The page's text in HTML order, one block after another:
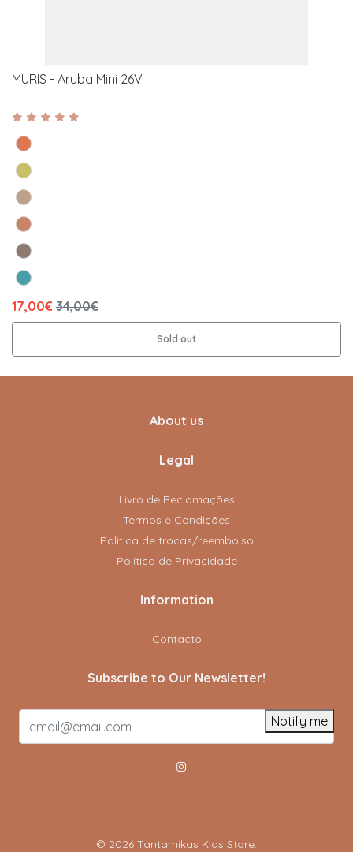
MURIS - Aruba Mini 26V
17,00€ 34,00€
Sold out
About us
Legal
Livro de Reclamações
Termos e Condições
Politica de trocas/reembolso
Política de Privacidade
Information
Contacto
Subscribe to Our Newsletter!
Notify me
© 2026 Tantamikas Kids Store.